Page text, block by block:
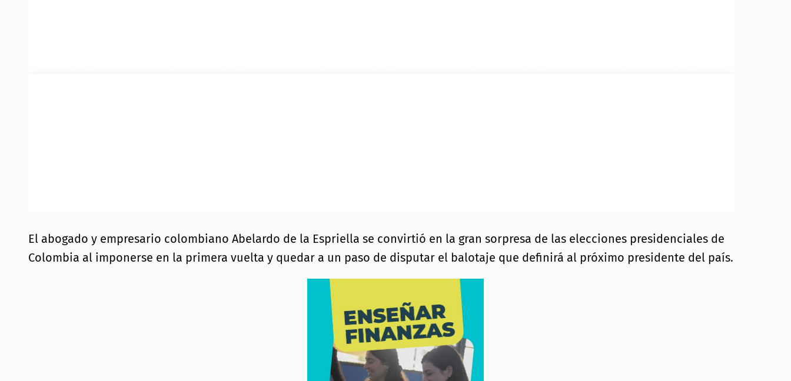
El abogado y empresario colombiano Abelardo de la Espriella se convirtió en la gran sorpresa de las elecciones presidenciales de
Colombia al imponerse en la primera vuelta y quedar a un paso de disputar el balotaje que definirá al próximo presidente del país.